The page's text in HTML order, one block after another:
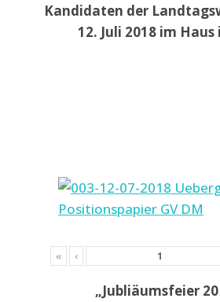
Kandidaten der
12. Juli 2018 im
« ‹
„Jubliäumsfeier